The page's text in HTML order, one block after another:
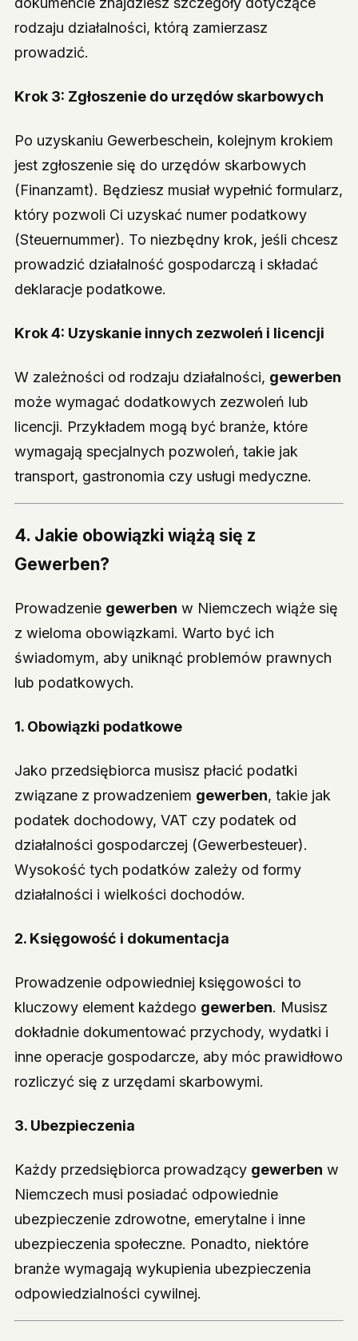
rodzaju działalności, którą zamierzasz
prowadzić.
Krok 3: Zgłoszenie do urzędów skarbowych
Po uzyskaniu Gewerbeschein, kolejnym krokiem
jest zgłoszenie się do urzędów skarbowych
(Finanzamt). Będziesz musiał wypełnić formularz,
który pozwoli Ci uzyskać numer podatkowy
(Steuernummer). To niezbędny krok, jeśli chcesz
prowadzić działalność gospodarczą i składać
deklaracje podatkowe.
Krok 4: Uzyskanie innych zezwoleń i licencji
W zależności od rodzaju działalności, gewerben
może wymagać dodatkowych zezwoleń lub
licencji. Przykładem mogą być branże, które
wymagają specjalnych pozwoleń, takie jak
transport, gastronomia czy usługi medyczne.
4. Jakie obowiązki wiążą się z
Gewerben?
Prowadzenie gewerben w Niemczech wiąże się
z wieloma obowiązkami. Warto być ich
świadomym, aby uniknąć problemów prawnych
lub podatkowych.
1. Obowiązki podatkowe
Jako przedsiębiorca musisz płacić podatki
związane z prowadzeniem gewerben, takie jak
podatek dochodowy, VAT czy podatek od
działalności gospodarczej (Gewerbesteuer).
Wysokość tych podatków zależy od formy
działalności i wielkości dochodów.
2. Księgowość i dokumentacja
Prowadzenie odpowiedniej księgowości to
kluczowy element każdego gewerben. Musisz
dokładnie dokumentować przychody, wydatki i
inne operacje gospodarcze, aby móc prawidłowo
rozliczyć się z urzędami skarbowymi.
3. Ubezpieczenia
Każdy przedsiębiorca prowadzący gewerben w
Niemczech musi posiadać odpowiednie
ubezpieczenie zdrowotne, emerytalne i inne
ubezpieczenia społeczne. Ponadto, niektóre
branże wymagają wykupienia ubezpieczenia
odpowiedzialności cywilnej.